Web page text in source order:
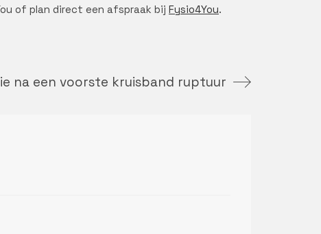
of plan direct een afspraak bij Fysio4You.
na een voorste kruisband ruptuur